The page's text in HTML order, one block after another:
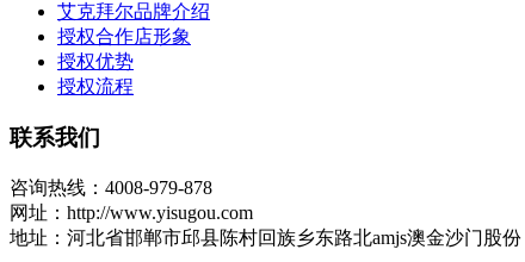
艾克拜尔品牌介绍
授权合作店形象
授权优势
授权流程
联系我们
咨询热线：4008-979-878
网址：http://www.yisugou.com
地址：河北省邯郸市邱县陈村回族乡东路北amjs澳金沙门股份